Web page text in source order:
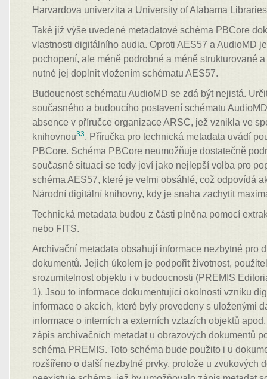
Harvardova univerzita a University of Alabama
Také již výše uvedené metadatové schéma PBCore
vlastnosti digitálního audia. Oproti AES57 a AudioMD
pochopení, ale méně podrobné a méně strukturované
nutné jej doplnit vložením schématu AES57.
Budoucnost schématu AudioMD se zdá být nejistá.
současného a budoucího postavení schématu
absence v příručce organizace ARSC, jež vznikla ve
knihovnou33. Příručka pro technická metadata uvádí
PBCore. Schéma PBCore neumožňuje dostatečně
současné situaci se tedy jeví jako nejlepší volba pro
schéma AES57, které je velmi obsáhlé, což odpovídá
Národní digitální knihovny, kdy je snaha zachytit
Technická metadata budou z části plněna pomocí
nebo FITS.
Archivační metadata obsahují informace nezbytné pro
dokumentů. Jejich úkolem je podpořit životnost,
srozumitelnost objektu i v budoucnosti (PREMIS
1). Jsou to informace dokumentující okolnosti vzniku
informace o akcích, které byly provedeny s uloženými
informace o interních a externích vztazích objektů
zápis archivačních metadat u obrazových dokumentů
schéma PREMIS. Toto schéma bude použito i u
rozšířeno o další nezbytné prvky, protože u zvukových